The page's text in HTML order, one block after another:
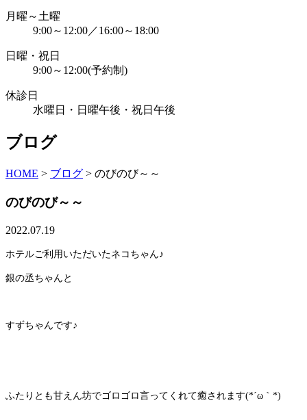
月曜～土曜
9:00～12:00／16:00～18:00
日曜・祝日
9:00～12:00(予約制)
休診日
水曜日・日曜午後・祝日午後
ブログ
HOME > ブログ > のびのび～～
のびのび～～
2022.07.19
ホテルご利用いただいたネコちゃん♪
銀の丞ちゃんと
すずちゃんです♪
ふたりとも甘えん坊でゴロゴロ言ってくれて癒されます(*´ω｀*)